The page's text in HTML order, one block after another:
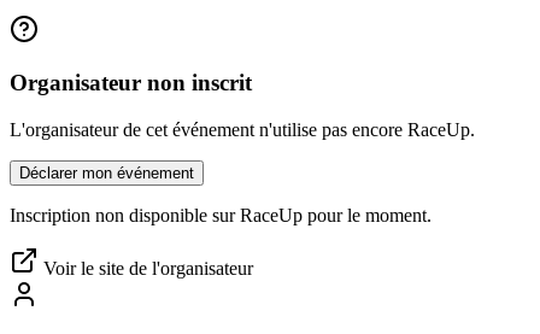
Organisateur non inscrit
L'organisateur de cet événement n'utilise pas encore RaceUp.
Déclarer mon événement
Inscription non disponible sur RaceUp pour le moment.
Voir le site de l'organisateur